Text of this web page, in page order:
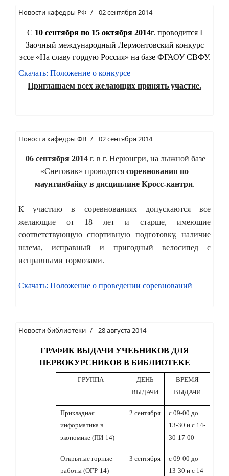
Новости кафедры РФ 02 сентября 2014
С 10 сентября по 15 октября 2014г. проводится I
Заочный международный Лермонтовский конкурс
эссе «На славу гордую Россия» на базе ФГАОУ СВФУ.
Скачать: Положение о конкурсе
Приглашаем всех желающих принять участие.
Новости кафедры ФВ 02 сентября 2014
06 сентября 2014 г. в г. Нерюнгри, на лыжной базе
«Снеговик» проводятся соревнования по
маунтинбайку в дисциплине Кросс-кантри.
К участию в соревнованиях допускаются все
желающие от 18 лет и старше, имеющие
соответствующую спортивную подготовку, наличие
шлема, исправный и пригодный велосипед с
исправными тормозами.
Скачать: Положение о проведении соревнований
Новости библиотеки 28 августа 2014
ГРАФИК ВЫДАЧИ УЧЕБНИКОВ ДЛЯ
ПЕРВОКУРСНИКОВ В БИБЛИОТЕКЕ
ГРУППА
ДЕНЬ
ВЫДАЧИ
ВРЕМЯ
ВЫДАЧИ
Прикладная
информатика в
экономике (ПИ-14)
2 сентября
с 09-00 до
13-30 и с 14-
30-17-00
Открытые горные
работы (ОГР-14)
3 сентября
с 09-00 до
13-30 и с 14-